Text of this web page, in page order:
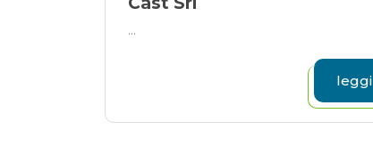
...
leggi